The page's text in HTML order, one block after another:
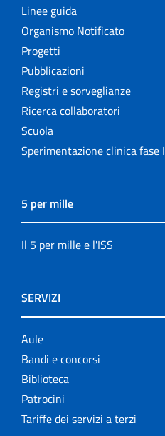
Linee guida
Organismo Notificato
Progetti
Pubblicazioni
Registri e sorveglianze
Ricerca collaboratori
Scuola
Sperimentazione clinica fase I
5 per mille
Il 5 per mille e l'ISS
SERVIZI
Aule
Bandi e concorsi
Biblioteca
Patrocini
Tariffe dei servizi a terzi